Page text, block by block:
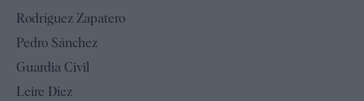
Televisión
Rodríguez Zapatero
Pedro Sánchez
Guardia Civil
Leire Díez